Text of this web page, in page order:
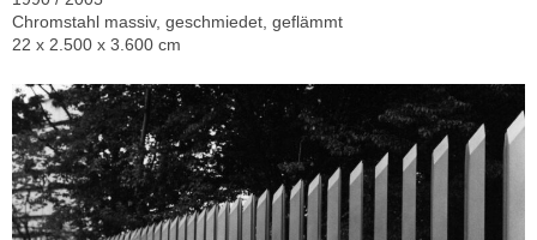
Chromstahl massiv, geschmiedet, geflämmt
22 x 2.500 x 3.600 cm